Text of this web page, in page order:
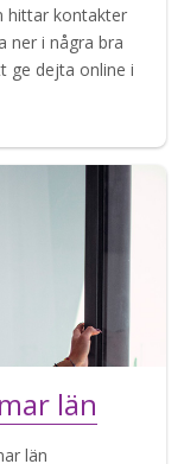
hittar kontakter
ner i några bra
ge dejta online i
län
län